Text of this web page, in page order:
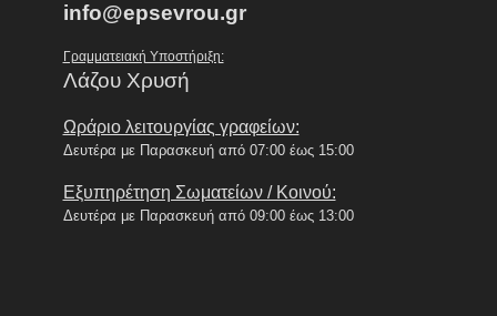
info@epsevrou.gr
Γραμματειακή Υποστήριξη:
Λάζου Χρυσή
Ωράριο λειτουργίας γραφείων:
Δευτέρα με Παρασκευή από 07:00 έως 15:00
Εξυπηρέτηση Σωματείων / Κοινού:
Δευτέρα με Παρασκευή από 09:00 έως 13:00